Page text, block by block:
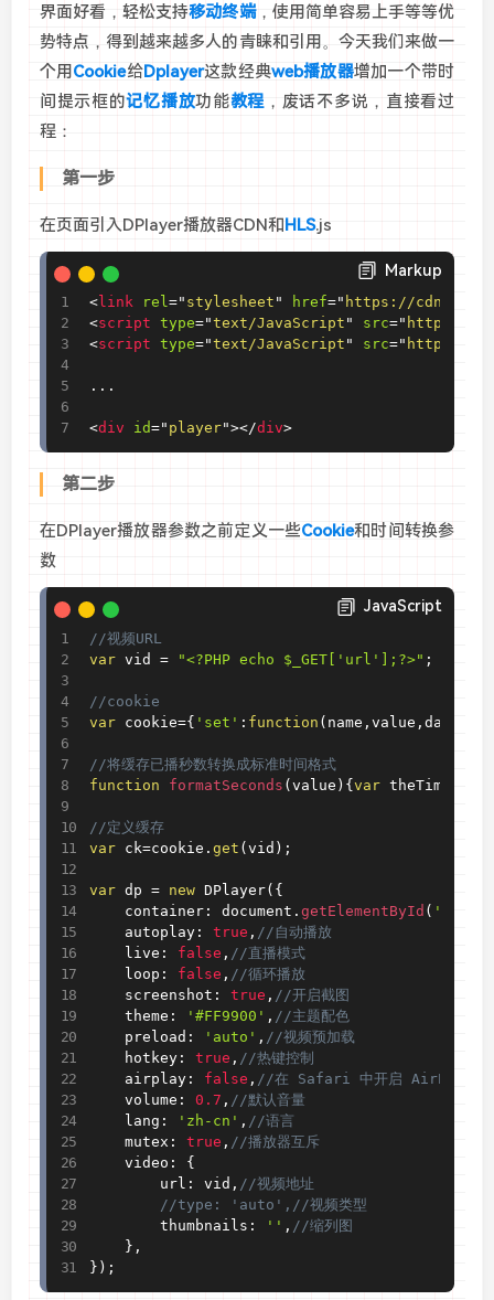
界面好看，轻松支持移动终端，使用简单容易上手等等优
势特点，得到越来越多人的青睐和引用。今天我们来做一
个用 Cookie给Dplayer这款经典web播放器增加一个带时
间提示框的记忆播放功能教程 ，废话不多说，直接看过
程：
第一步
在页面引入DPlayer播放器CDN和HLS.js
Markup
<link rel=" stylesheet " href=" https://
<script type="text/JavaScript " src=" https://
<script type="text/JavaScript " src=" https://
...
<div id=" player"></div>
第二步
在DPlayer播放器参数之前定义一些Cookie和时间转换参
数
JavaScript
//视频URL
var vid = "<?PHP echo $_GET['url'];?>" ;
//cookie
var cookie={ 'set' : function ( name , value , days
//将缓存已播秒数转换成标准时间格式
function
formatSeconds (value ) {var theTime
//定义缓存
var ck=cookie . get (vid ) ;
var dp = new DPlayer( {
    container
: document . getElementById (
    autoplay
: true , //自动播放
    live
: false , //直播模式
    loop
: false , //循环播放
    screenshot
: true , //开启截图
    theme
: '#FF9900' , //主题配色
    preload
: 'auto' , //视频预加载
    hotkey
: true , //热键控制
    airplay
: false , //在 Safari 中开启 AirPlay
    volume
: 0.7 , //默认音量
    lang
: 'zh-cn' , //语言
    mutex
: true , //播放器互斥
    video
:
{
        url
: vid , //视频地址
//type: 'auto',//视频类型
        thumbnails
: '' , //缩列图
} ,
} ) ;